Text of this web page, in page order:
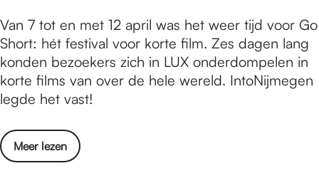
i
c
a
2
0
6
i
e
d
2
2
6
v
a
n
h
e
L
e
T
e
r
u
g
l
i
Van 7 tot en met 12 april was het weer tijd voor Go
Short: hét festival voor korte film. Zes dagen lang
konden bezoekers zich in LUX onderdompelen in
korte films van over de hele wereld. IntoNijmegen
legde het vast!
Meer lezen
o
v